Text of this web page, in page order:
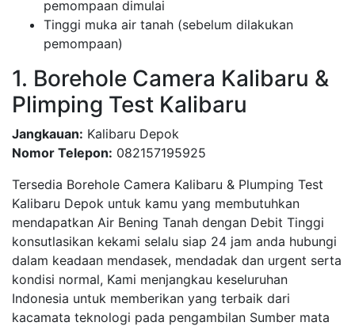
pemompaan dimulai
Tinggi muka air tanah (sebelum dilakukan
pemompaan)
1. Borehole Camera Kalibaru &
Plimping Test Kalibaru
Jangkauan: Kalibaru Depok
Nomor Telepon: 082157195925
Tersedia Borehole Camera Kalibaru & Plumping Test
Kalibaru Depok untuk kamu yang membutuhkan
mendapatkan Air Bening Tanah dengan Debit Tinggi
konsutlasikan kekami selalu siap 24 jam anda hubungi
dalam keadaan mendasek, mendadak dan urgent serta
kondisi normal, Kami menjangkau keseluruhan
Indonesia untuk memberikan yang terbaik dari
kacamata teknologi pada pengambilan Sumber mata